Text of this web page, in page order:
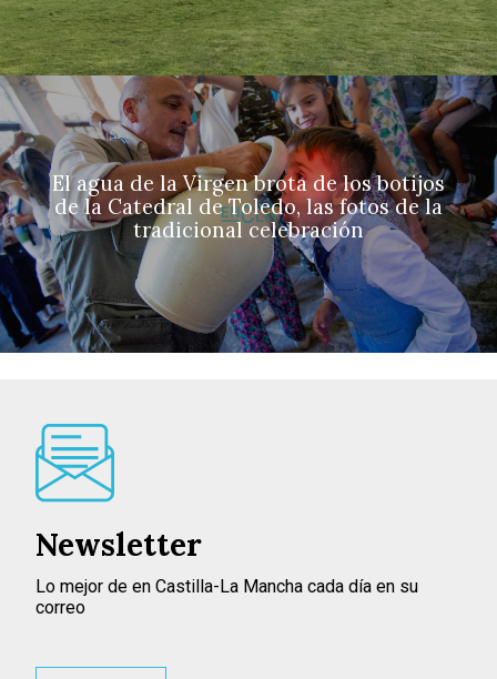
El agua de la Virgen brota de los botijos
de la Catedral de Toledo, las fotos de la
tradicional celebración
Newsletter
Lo mejor de en Castilla-La Mancha cada día en su
correo